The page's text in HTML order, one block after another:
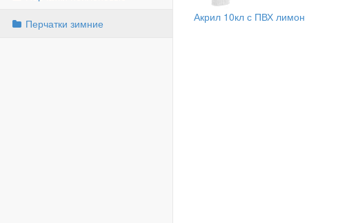
Перчатки зимние Акрил 10кл с ПВХ лимон